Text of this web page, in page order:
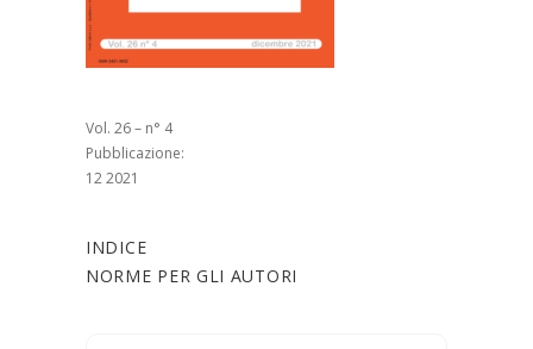
Vol. 26 – n° 4
Pubblicazione:
12 2021
INDICE
NORME PER GLI AUTORI